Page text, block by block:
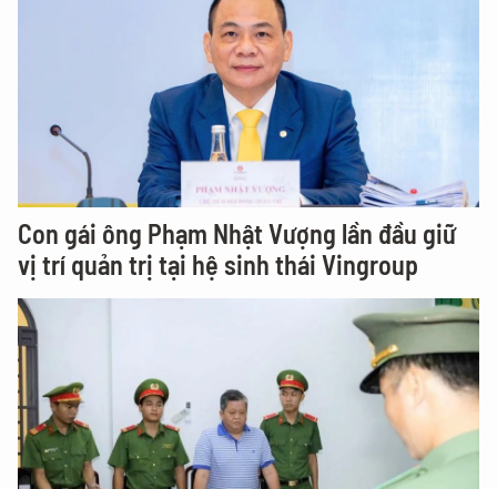
Con gái ông Phạm Nhật Vượng lần đầu giữ
vị trí quản trị tại hệ sinh thái Vingroup